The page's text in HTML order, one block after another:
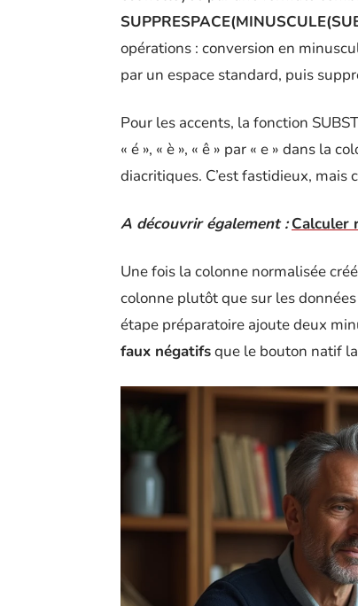
opérations : conversion en
par un espace standard, puis
Pour les accents, la fonction
« é », « è », « ê » par « e » dans la
diacritiques. C’est fastidieux, mais
A découvrir également : Calculer
Une fois la colonne normalisée
colonne plutôt que sur les
étape préparatoire ajoute deux
faux négatifsque le bouton natif